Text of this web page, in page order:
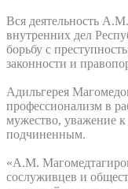
Вся деятельность
внутренних дел
борьбу с
законности и
Адильгерея
профессионализм в
мужество, уважение к
подчиненным.
«А.М.
сослуживцев и